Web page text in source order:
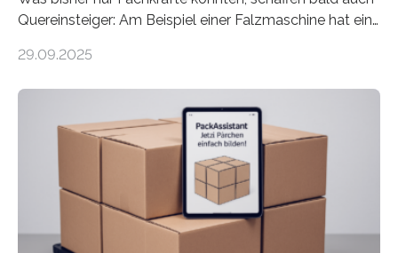
Quereinsteiger: Am Beispiel einer Falzmaschine hat ein
Mensch-Maschine-Schnittstelle so sehr vereinfacht,
Die zugrunde liegende Methodik lässt sich auf alle
anderen Maschinen übertragen. Eine Falzmaschine
umzurüsten ist ein Job für echte Profis. Eine solche
Maschine faltet in Druckereien Broschüren, Prospekte,
Landkarten und vieles mehr – mehrere Zehntausend
Exemplare pro Stunde. Je nach Maschinentyp und
Auftrag kann das Umrüsten…
29.09.2025